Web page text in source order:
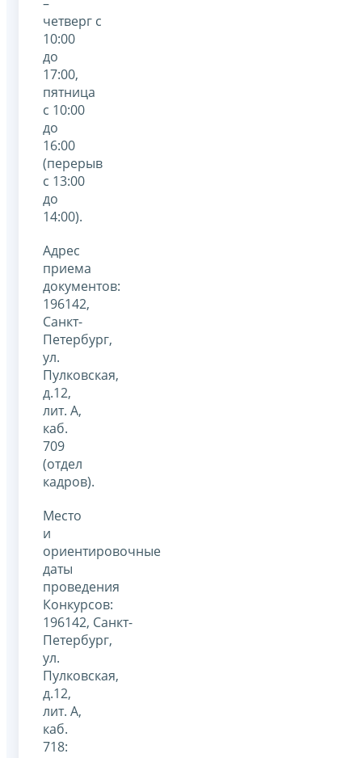
четверг с
10:00
до
17:00,
пятница
с 10:00
до
16:00
(перерыв
с 13:00
до
14:00).
Адрес
приема
документов:
196142,
Санкт-
Петербург,
ул.
Пулковская,
д.12,
лит. А,
каб.
709
(отдел
кадров).
Место
и
ориентировочные
даты
проведения
Конкурсов:
196142, Санкт-
Петербург,
ул.
Пулковская,
д.12,
лит. А,
каб.
718: